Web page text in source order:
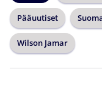
Pääuutiset
Wilson Jamar